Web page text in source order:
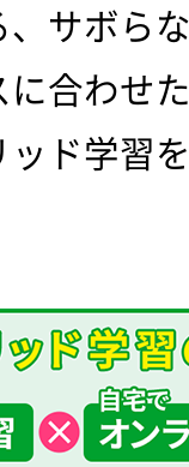
サボら
合わせ
ド学習